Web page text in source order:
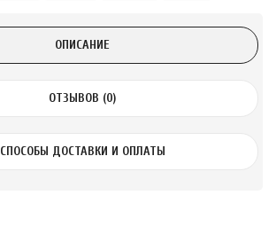
ОПИСАНИЕ
ОТЗЫВОВ (0)
СПОСОБЫ ДОСТАВКИ И ОПЛАТЫ